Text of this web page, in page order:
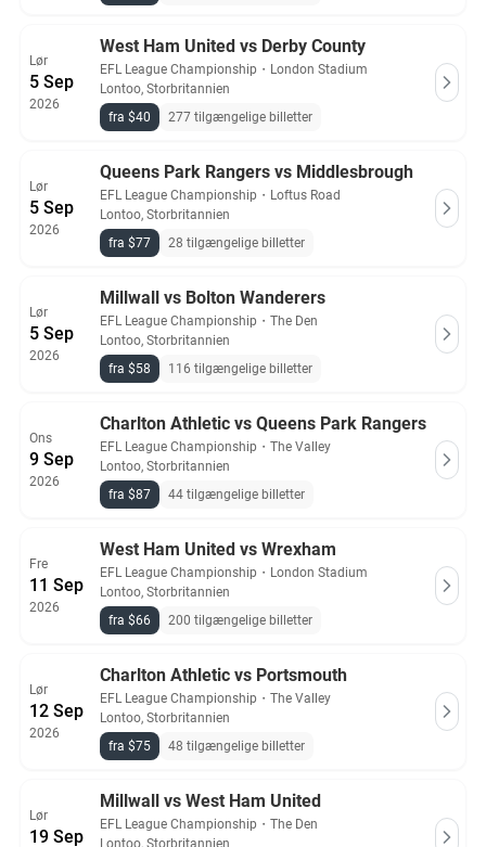
Lør
5 Sep
2026
West Ham United vs Derby County
EFL League Championship ・ London Stadium
Lontoo, Storbritannien
fra $40
277 tilgængelige billetter
Lør
5 Sep
2026
Queens Park Rangers vs Middlesbrough
EFL League Championship ・ Loftus Road
Lontoo, Storbritannien
fra $77
28 tilgængelige billetter
Lør
5 Sep
2026
Millwall vs Bolton Wanderers
EFL League Championship ・ The Den
Lontoo, Storbritannien
fra $58
116 tilgængelige billetter
Ons
9 Sep
2026
Charlton Athletic vs Queens Park Rangers
EFL League Championship ・ The Valley
Lontoo, Storbritannien
fra $87
44 tilgængelige billetter
Fre
11 Sep
2026
West Ham United vs Wrexham
EFL League Championship ・ London Stadium
Lontoo, Storbritannien
fra $66
200 tilgængelige billetter
Lør
12 Sep
2026
Charlton Athletic vs Portsmouth
EFL League Championship ・ The Valley
Lontoo, Storbritannien
fra $75
48 tilgængelige billetter
Lør
19 Sep
Millwall vs West Ham United
EFL League Championship ・ The Den
Lontoo, Storbritannien